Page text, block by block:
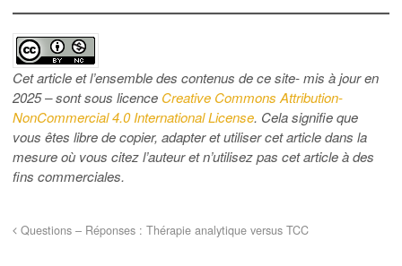
Cet article et l’ensemble des contenus de ce site- mis à jour en
2025 – sont sous licence Creative Commons Attribution-
NonCommercial 4.0 International License. Cela signifie que
vous êtes libre de copier, adapter et utiliser cet article dans la
mesure où vous citez l’auteur et n’utilisez pas cet article à des
fins commerciales.
Questions – Réponses : Thérapie analytique versus TCC